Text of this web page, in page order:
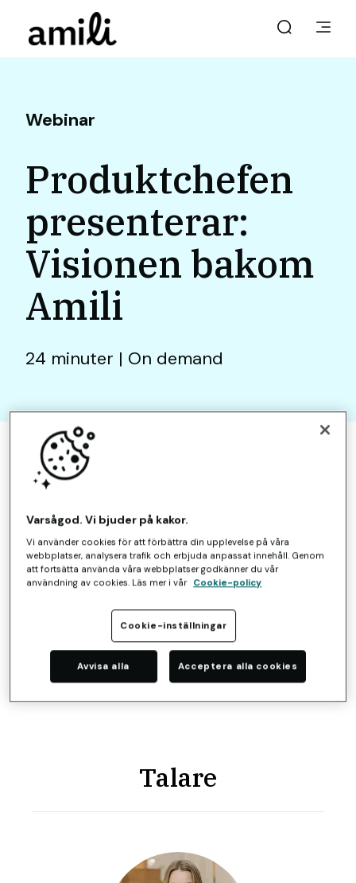
Webinar
Produktchefen
presenterar:
Visionen bakom
Amili
24 minuter | On demand
Talare
Varsågod. Vi bjuder på kakor.
Vi använder cookies för att förbättra din upplevelse på våra
webbplatser, analysera trafik och erbjuda anpassat innehåll. Genom
att fortsätta använda våra webbplatser godkänner du vår
användning av cookies. Läs mer i vår Cookie-policy
Cookie-inställningar
Avvisa alla Acceptera alla cookies